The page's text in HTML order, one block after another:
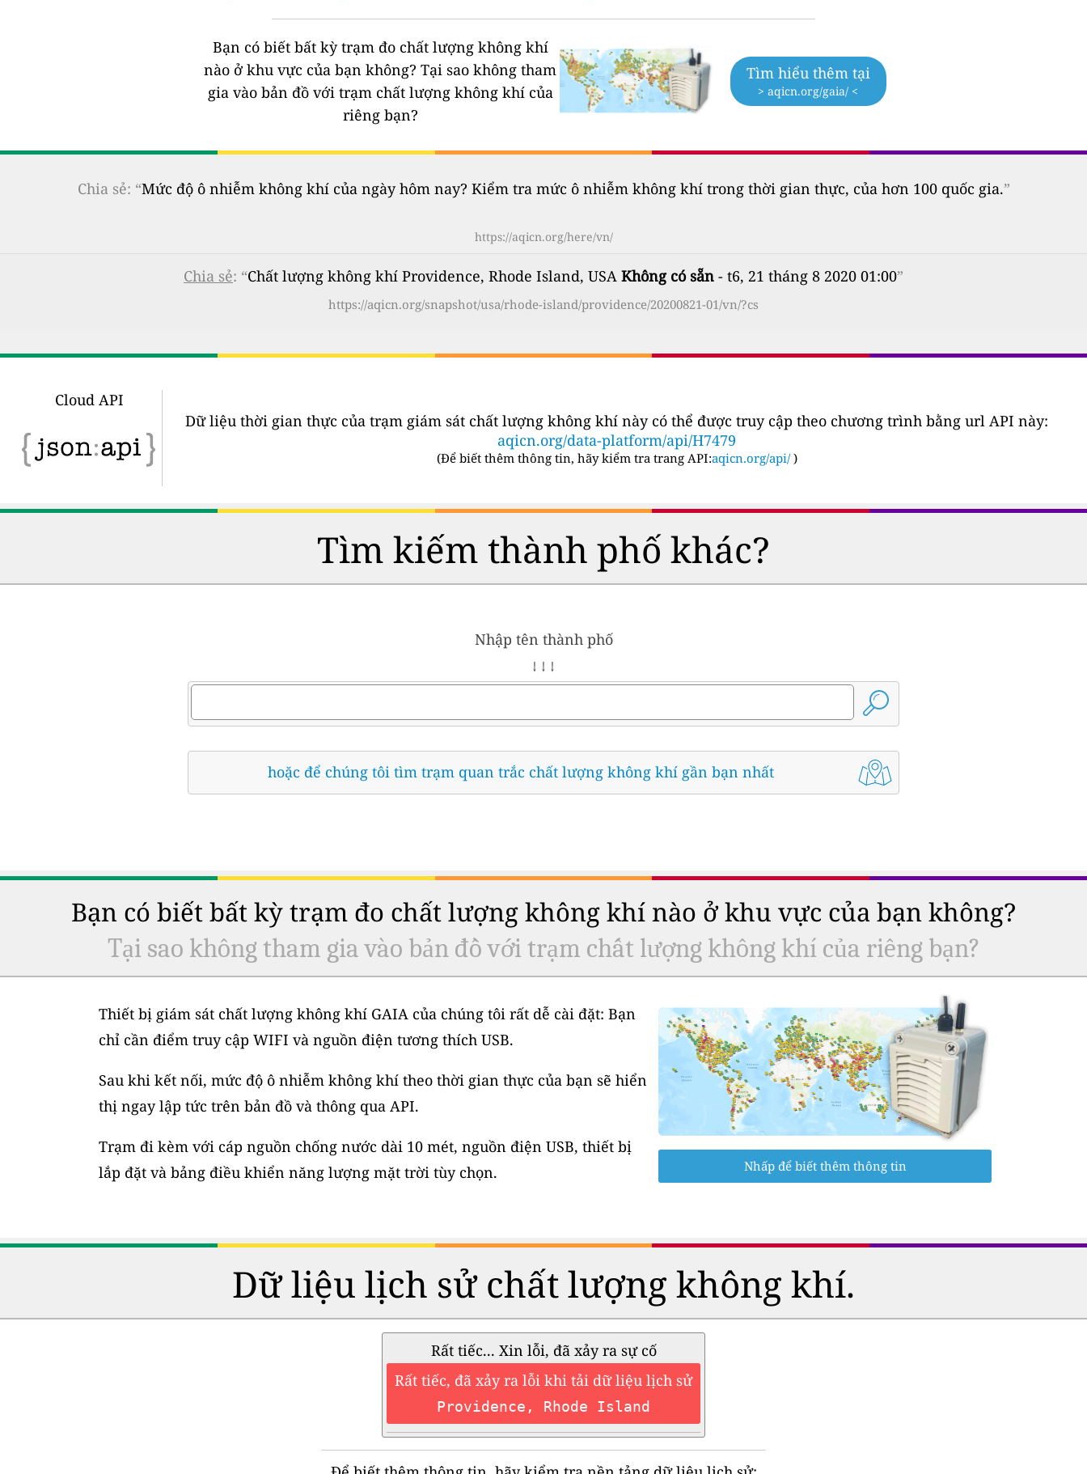
Bạn có biết bất kỳ trạm đo chất lượng không khí
nào ở khu vực của bạn không? Tại sao không tham
gia vào bản đồ với trạm chất lượng không khí của
riêng bạn?
Tìm hiểu thêm tại
> aqicn.org/gaia/ <
Chia sẻ: “Mức độ ô nhiễm không khí của ngày hôm nay? Kiểm tra mức ô nhiễm không khí trong thời gian thực, của hơn 100 quốc gia.”
https://aqicn.org/here/vn/
Chia sẻ: “Chất lượng không khí Providence, Rhode Island, USA Không có sẵn - t6, 21 tháng 8 2020 01:00”
https://aqicn.org/snapshot/usa/rhode-island/providence/20200821-01/vn/?cs
Cloud API
Dữ liệu thời gian thực của trạm giám sát chất lượng không khí này có thể được truy cập theo chương trình bằng url API này:
aqicn.org/data-platform/api/H7479
(Để biết thêm thông tin, hãy kiểm tra trang API:aqicn.org/api/ )
Tìm kiếm thành phố khác?
Nhập tên thành phố
↓ ↓ ↓
hoặc để chúng tôi tìm trạm quan trắc chất lượng không khí gần bạn nhất
Bạn có biết bất kỳ trạm đo chất lượng không khí nào ở khu vực của bạn không?
Tại sao không tham gia vào bản đồ với trạm chất lượng không khí của riêng bạn?
Thiết bị giám sát chất lượng không khí GAIA của chúng tôi rất dễ cài đặt: Bạn
chỉ cần điểm truy cập WIFI và nguồn điện tương thích USB.
Sau khi kết nối, mức độ ô nhiễm không khí theo thời gian thực của bạn sẽ hiển
thị ngay lập tức trên bản đồ và thông qua API.
Trạm đi kèm với cáp nguồn chống nước dài 10 mét, nguồn điện USB, thiết bị
lắp đặt và bảng điều khiển năng lượng mặt trời tùy chọn.
Nhấp để biết thêm thông tin
Dữ liệu lịch sử chất lượng không khí.
Rất tiếc... Xin lỗi, đã xảy ra sự cố
Rất tiếc, đã xảy ra lỗi khi tải dữ liệu lịch sử
Providence, Rhode Island